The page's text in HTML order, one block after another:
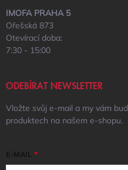
IMOFA PRAHA 5
Ořešská 873
Otevírací doba:
7:30 - 15:00
ODEBÍRAT NEWSLETTER
Vložte svůj e-mail a my vám
produktech na našem e-shopu.
E-MAIL